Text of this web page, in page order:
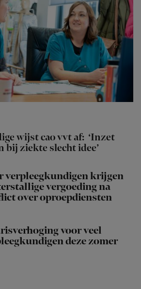
wijst cao vvt af: ‘Inzet
bij ziekte slecht idee’
verpleegkundigen krijgen
vergoeding na
over oproepdiensten
voor veel
deze zomer